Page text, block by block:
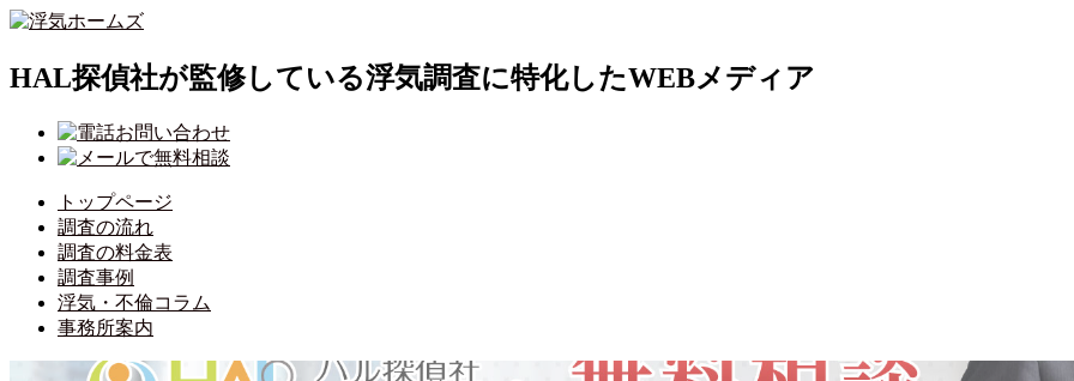
HAL探偵社が監修している浮気調査に特化したWEBメディア
トップページ
調査の流れ
調査の料金表
調査事例
浮気・不倫コラム
事務所案内